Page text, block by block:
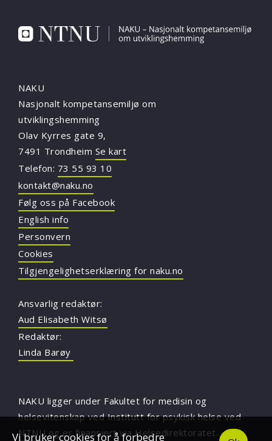
NAKU
Nasjonalt kompetansemiljø om
utviklingshemming
Olav Kyrres gate 9,
7491 Trondheim Se kart
Telefon: 73 55 93 10
kontakt@naku.no
Følg oss på Facebook
English info
Personvern
Cookies
Tilgjengelighetserklæring for naku.no
Ansvarlig redaktør:
Aud Elisabeth Witsø
Redaktør:
Linda Barøy
NAKU ligger under Fakultet for medisin og
helsevitenskap ved Institutt for psykisk helse ved
NTNU og er finansiert via Helsedirektoratet.
Vi bruker cookies for å forbedre